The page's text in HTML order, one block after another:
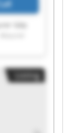
Kft.
Gép
Listing